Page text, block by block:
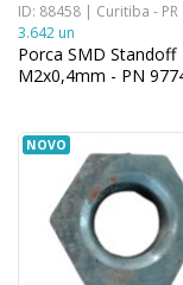
ID: 88458 | Curitiba - PR
3.642 un
Porca SMD Standoff
M2x0,4mm - PN
NOVO